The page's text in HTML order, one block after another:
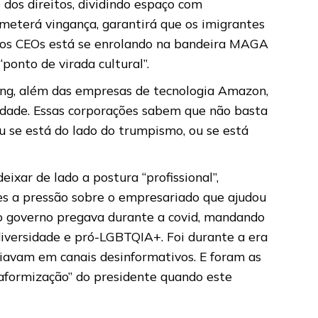
direitos, dividindo espaço com
vingança, garantirá que os imigrantes
CEOs está se enrolando na bandeira MAGA
de virada cultural”.
além das empresas de tecnologia Amazon,
Essas corporações sabem que não basta
se está do lado do trumpismo, ou se está
de lado a postura “profissional”,
a pressão sobre o empresariado que ajudou
pregava durante a covid, mandando
e pró-LGBTQIA+. Foi durante a era
em canais desinformativos. E foram as
do presidente quando este